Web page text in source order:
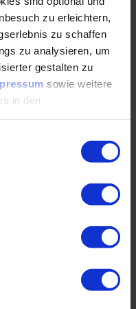
zu erleichtern,
zu schaffen
zu analysieren, um
gestalten zu
sowie weitere
in den
der PIAE
präsentiert
überarbeitetes
interaktive
So hat
war eine
in der New Mobility
aktuellen